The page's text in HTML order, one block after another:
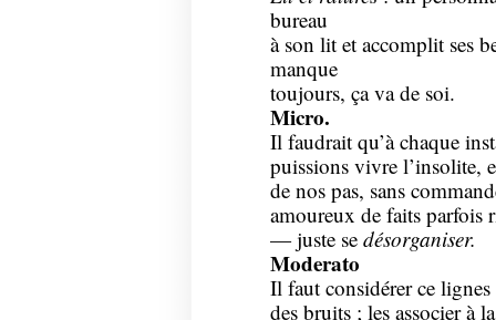
bureau
à son lit et accomplit ses
manque
toujours, ça va de soi.
Micro.
Il faudrait qu’à chaque
puissions vivre l’insolite,
de nos pas, sans
amoureux de faits parfois
— juste se désorganiser.
Moderato
Il faut considérer ce lignes
des bruits ; les associer à